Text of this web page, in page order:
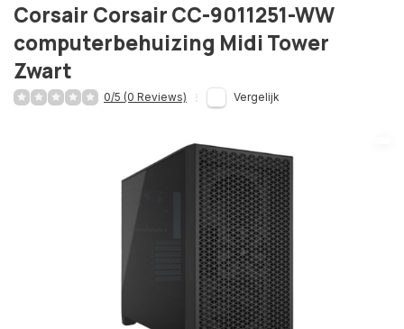
Corsair Corsair CC-9011251-WW
computerbehuizing Midi Tower
Zwart
0/5 (0 Reviews) Vergelijk